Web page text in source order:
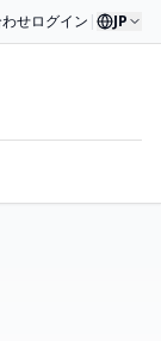
せログイン | JP